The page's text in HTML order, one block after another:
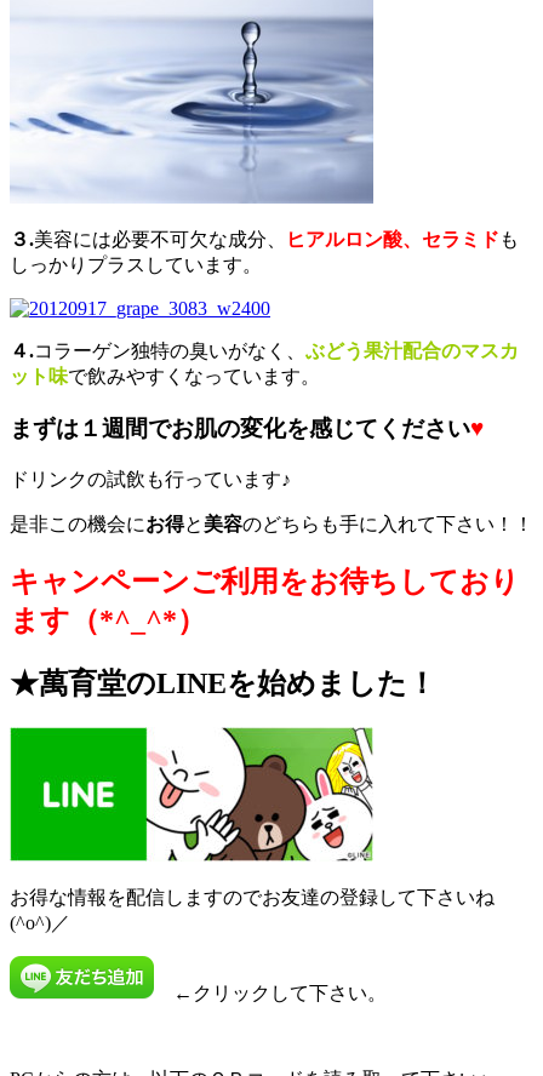
３.美容には必要不可欠な成分、 ヒアルロン酸、セラミド も
しっかりプラスしています。
４.コラーゲン独特の臭いがなく、 ぶどう果汁配合のマスカ
ット味で飲みやすくなっています。
まずは１週間でお肌の変化を感じてください♥
ドリンクの試飲も行っています♪
是非この機会にお得と 美容のどちらも手に入れて下さい！！
キャンペーンご利用をお待ちしており
ます（*^_^*）
★萬育堂のLINEを始めました！
お得な情報を配信しますのでお友達の登録して下さいね
(^o^)／
←クリックして下さい。